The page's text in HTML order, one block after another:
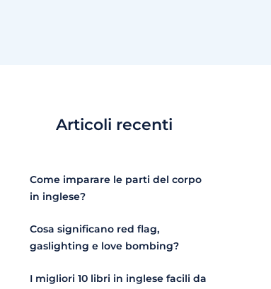
Articoli recenti
Come imparare le parti del corpo
in inglese?
Cosa significano red flag,
gaslighting e love bombing?
I migliori 10 libri in inglese facili da